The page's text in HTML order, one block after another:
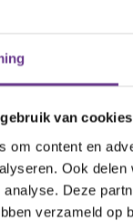
van cookies
om content en
Ook
analyse. Deze
verzameld op